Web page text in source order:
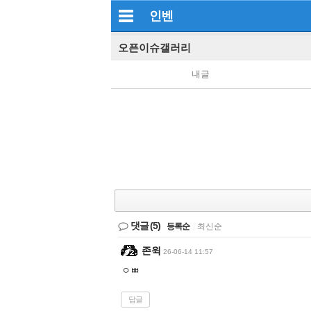
인벤
오픈이슈갤러리
내글
댓글(5) 등록순 최신순
존윅 26-06-14 11:57
ㅇㅃ
답글